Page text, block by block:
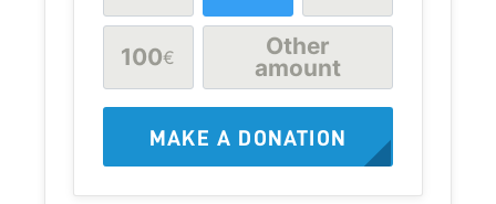
100€
Other
amount
MAKE A DONATION